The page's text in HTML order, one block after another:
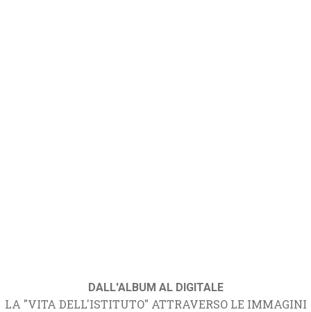
DALL'ALBUM AL DIGITALE
LA "VITA DELL'ISTITUTO" ATTRAVERSO LE IMMAGINI